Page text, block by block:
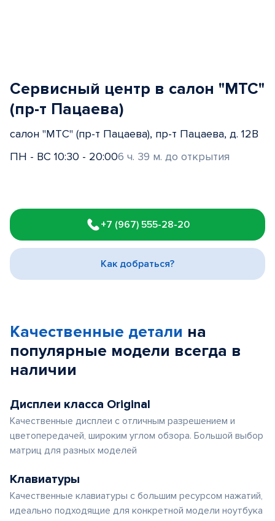
Сервисный центр в салон "МТС"
(пр-т Пацаева)
салон "МТС" (пр-т Пацаева), пр-т Пацаева, д. 12В
ПН - ВС 10:30 - 20:006 ч. 39 м. до открытия
1
of
3
+7 (967) 555-28-20
Как добраться?
Качественные детали на
популярные модели всегда в
наличии
Дисплеи класса Original
Качественные дисплеи с отличным разрешением и
цветопередачей, широким углом обзора. Большой выбор
матриц для разных моделей
Клавиатуры
Качественные клавиатуры с большим ресурсом нажатий,
идеально подходящие для конкретной модели ноутбука